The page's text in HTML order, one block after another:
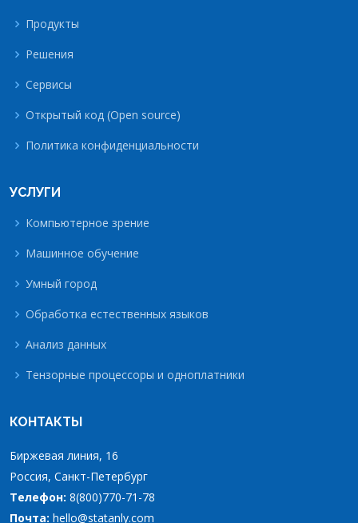
Продукты
Решения
Сервисы
Открытый код (Open source)
Политика конфиденциальности
УСЛУГИ
Компьютерное зрение
Машинное обучение
Умный город
Обработка естественных языков
Анализ данных
Тензорные процессоры и одноплатники
КОНТАКТЫ
Биржевая линия, 16
Россия, Санкт-Петербург
Телефон: 8(800)770-71-78
Почта: hello@statanly.com